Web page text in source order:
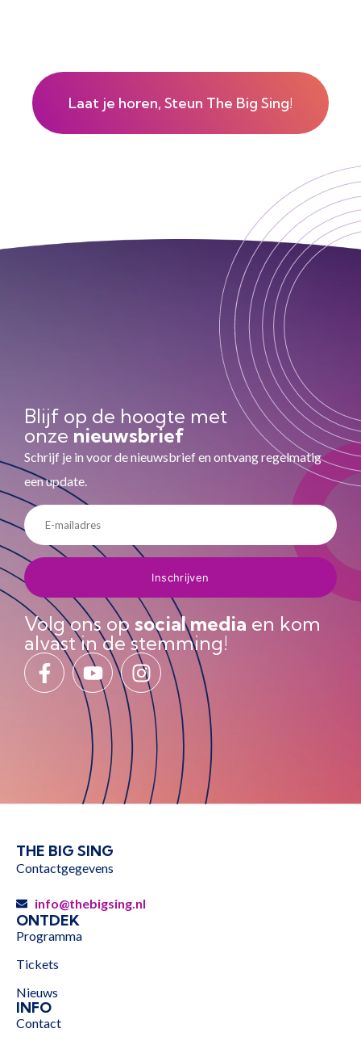
Laat je horen, Steun The Big Sing!
Blijf op de hoogte met
onze nieuwsbrief
Schrijf je in voor de nieuwsbrief en ontvang regelmatig
een update.
Volg ons op social media en kom
alvast in de stemming!
THE BIG SING
Contactgegevens
info@thebigsing.nl
ONTDEK
Programma
Tickets
Nieuws
INFO
Contact